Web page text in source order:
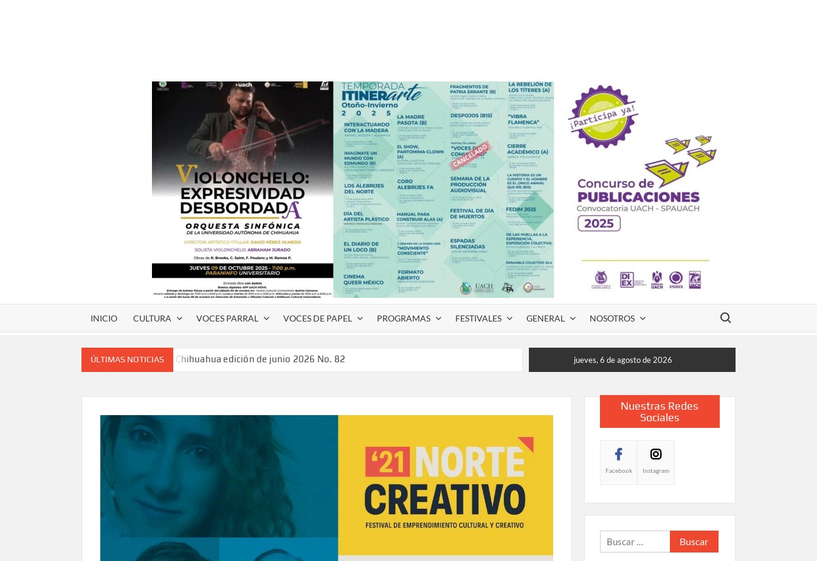
INICIO CULTURA VOCES PARRAL VOCES DE PAPEL PROGRAMAS FESTIVALES GENERAL NOSOTROS
Buscar:
ÚLTIMAS NOTICIAS
Voces de papel Chihuahua edición de junio 2026 No. 82
Voces de papel Parral edición Carlos Montemayor #35
A 18 años de su partida, Teatro Bárbaro rinde homenaje a Víctor Hugo Rascón Banda con Voces en el
Invitan a participar en “Convocatoria UACH-SPAUACH 2026” para publicar textos académicos con sello
editorial.
Lanza Municipio convocatoria “Chihuahua Deja Huella” para convertir el arte local en identidad
Invitan a descubrir la escena cinematográfica del norte con la muestra “División del Norte: Episodio 2”
en Ciudad Juárez y la capital
jueves, 6 de agosto de 2026
Nuestras Redes
Sociales
Facebook Instagram